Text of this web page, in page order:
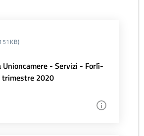
- Servizi - Forlì-
trimestre 2020